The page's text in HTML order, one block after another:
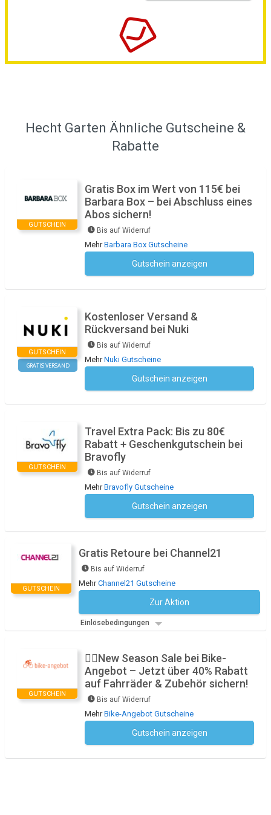
Hecht Garten Ähnliche Gutscheine &
Rabatte
GUTSCHEIN
Gratis Box im Wert von 115€ bei
Barbara Box – bei Abschluss eines
Abos sichern!
Bis auf Widerruf
MehrBarbara Box Gutscheine
Gutschein anzeigen
GUTSCHEIN
GRATIS VERSAND
Kostenloser Versand &
Rückversand bei Nuki
Bis auf Widerruf
MehrNuki Gutscheine
Gutschein anzeigen
GUTSCHEIN
Travel Extra Pack: Bis zu 80€
Rabatt + Geschenkgutschein bei
Bravofly
Bis auf Widerruf
MehrBravofly Gutscheine
Gutschein anzeigen
GUTSCHEIN
Gratis Retoure bei Channel21
Bis auf Widerruf
MehrChannel21 Gutscheine
Zur Aktion
Einlösebedingungen
GUTSCHEIN
🚴‍♂️New Season Sale bei Bike-
Angebot – Jetzt über 40% Rabatt
auf Fahrräder & Zubehör sichern!
Bis auf Widerruf
MehrBike-Angebot Gutscheine
Gutschein anzeigen